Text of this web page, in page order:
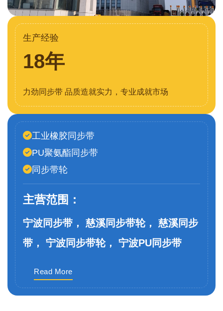
生产经验
18年
力劲同步带 品质造就实力，专业成就市场
工业橡胶同步带
PU聚氨酯同步带
同步带轮
主营范围：
宁波同步带， 慈溪同步带轮， 慈溪同步
带， 宁波同步带轮， 宁波PU同步带
Read More